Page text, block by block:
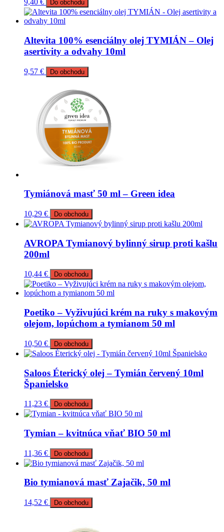
9,40 € Do obchodu
Altevita 100% esenciálny olej TYMIÁN – Olej
asertivity a odvahy 10ml
9,57 € Do obchodu
Tymiánová masť 50 ml – Green idea
10,29 € Do obchodu
AVROPA Tymianový bylinný sirup proti kašlu
200ml
10,44 € Do obchodu
Poetiko – Vyživujúci krém na ruky s makovým
olejom, lopúchom a tymianom 50 ml
10,50 € Do obchodu
Saloos Éterický olej – Tymián červený 10ml
Španielsko
11,23 € Do obchodu
Tymian – kvitnúca vňať BIO 50 ml
11,36 € Do obchodu
Bio tymianová masť Zajačik, 50 ml
14,52 € Do obchodu